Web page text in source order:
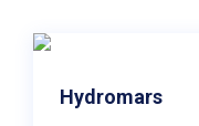
Hydromars